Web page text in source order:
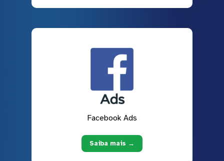
Facebook Ads
Saiba mais →